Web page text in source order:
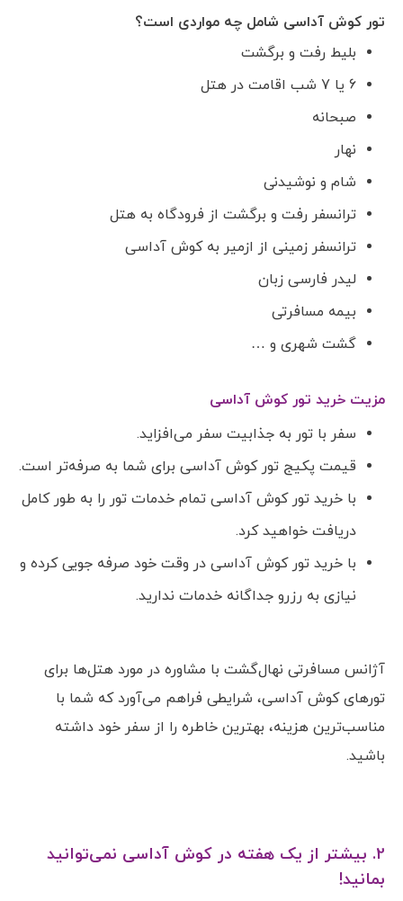
تور کوش آداسی شامل چه مواردی است؟
بلیط رفت و برگشت
6 یا 7 شب اقامت در هتل
صبحانه
نهار
شام و نوشیدنی
ترانسفر رفت و برگشت از فرودگاه به هتل
ترانسفر زمینی از ازمیر به کوش آداسی
لیدر فارسی زبان
بیمه مسافرتی
گشت شهری و …
مزیت خرید تور کوش آداسی
سفر با تور به جذابیت سفر می‌افزاید.
قیمت پکیج تور کوش آداسی برای شما به صرفه‌تر است.
با خرید تور کوش آداسی تمام خدمات تور را به طور کامل
دریافت خواهید کرد.
با خرید تور کوش آداسی در وقت خود صرفه جویی کرده و
نیازی به رزرو جداگانه خدمات ندارید.
آژانس مسافرتی نهال‌گشت با مشاوره در مورد هتل‌ها برای
تورهای کوش آداسی، شرایطی فراهم می‌آورد که شما با
مناسب‌ترین هزینه، بهترین خاطره را از سفر خود داشته
باشید.
2. بیشتر از یک هفته در کوش آداسی نمی‌توانید
بمانید!